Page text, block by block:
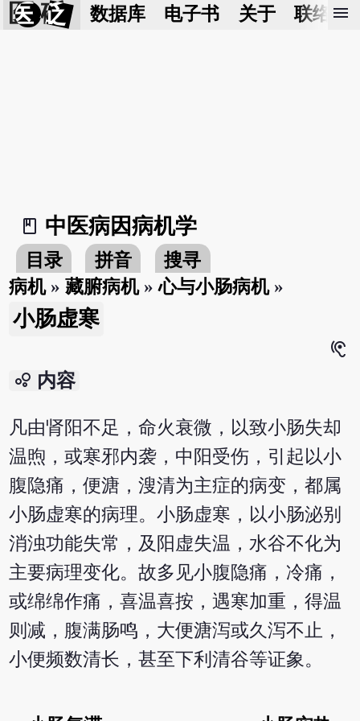
医 砭 数据库 电子书 关于 联络我
menu
book_2
中医病因病机学
目录 拼音
搜寻
病机»藏腑病机»心与小肠病机»
小肠虚寒
hearing
bubble_chart 内容
凡由肾阳不足，命火衰微，以致小肠失却
温煦，或寒邪内袭，中阳受伤，引起以小
腹隐痛，便溏，溲清为主症的病变，都属
小肠虚寒的病理。小肠虚寒，以小肠泌别
消浊功能失常，及阳虚失温，水谷不化为
主要病理变化。故多见小腹隐痛，冷痛，
或绵绵作痛，喜温喜按，遇寒加重，得温
则减，腹满肠鸣，大便溏泻或久泻不止，
小便频数清长，甚至下利清谷等证象。